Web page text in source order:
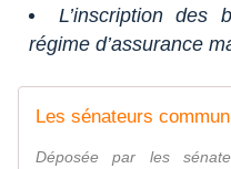
L’inscription des
régime d’assurance
Déposée par les